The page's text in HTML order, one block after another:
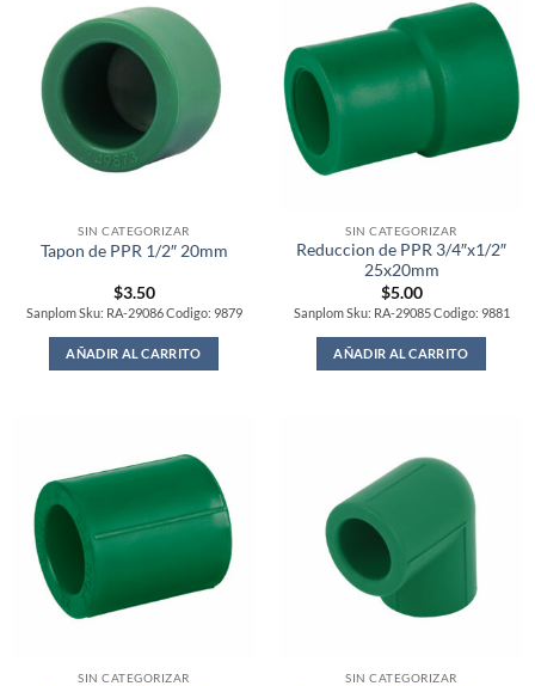
SIN CATEGORIZAR
Tapon de PPR 1/2″ 20mm
$3.50
Sanplom Sku: RA-29086 Codigo: 9879
AÑADIR AL CARRITO
SIN CATEGORIZAR
Reduccion de PPR 3/4″x1/2″
25x20mm
$5.00
Sanplom Sku: RA-29085 Codigo: 9881
AÑADIR AL CARRITO
SIN CATEGORIZAR SIN CATEGORIZAR